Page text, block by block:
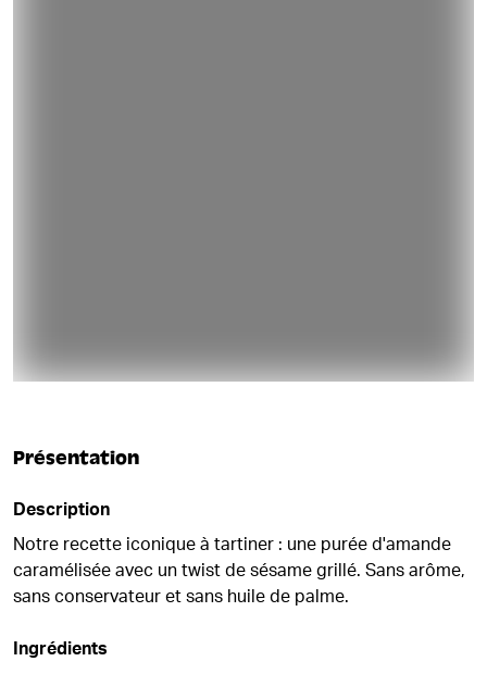
Présentation
Description
Notre recette iconique à tartiner : une purée d'amande
caramélisée avec un twist de sésame grillé. Sans arôme,
sans conservateur et sans huile de palme.
Ingrédients